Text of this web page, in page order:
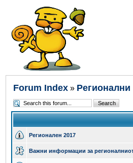
Forum Index » Регионални
Регионален 2017
Важни информации за